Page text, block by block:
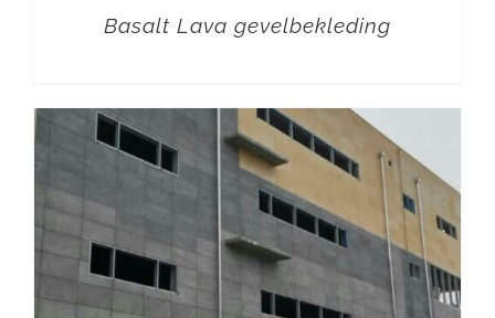
Basalt Lava gevelbekleding